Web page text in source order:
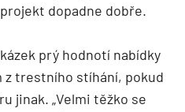
dopadne dobře.
prý hodnotí nabídky
z trestního stíhání, pokud
jinak. „Velmi těžko se